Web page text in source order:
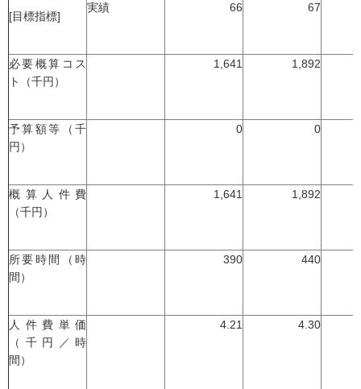
[目標指標]
実績 66 67
必要概算コス
ト（千円）
1,641 1,892
予算額等（千
円）
0 0
概算人件費
（千円）
1,641 1,892
所要時間（時
間）
390 440
人件費単価
（千円／時
間）
4.21 4.30